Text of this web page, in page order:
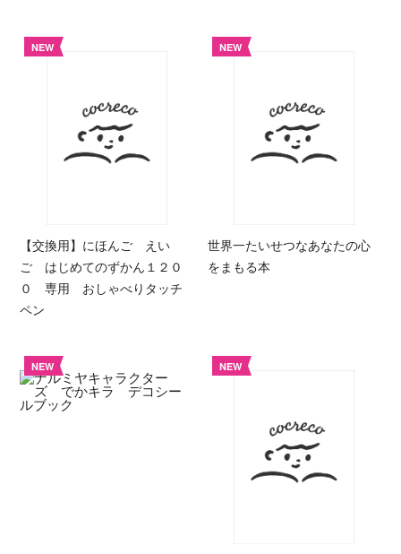
NEW
【交換用】にほんご えい
ご はじめてのずかん１２０
０ 専用 おしゃべりタッチ
ペン
NEW
世界一たいせつなあなたの心
をまもる本
NEW NEW